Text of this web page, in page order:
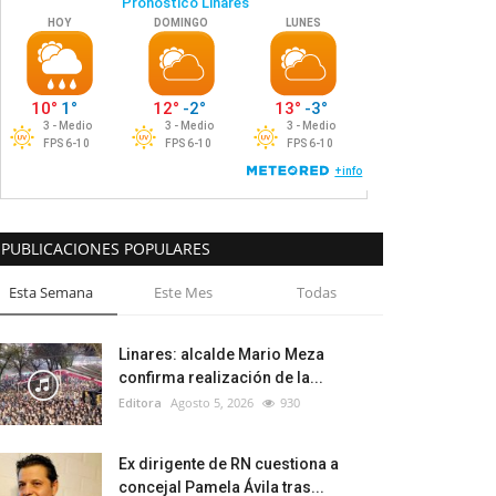
PUBLICACIONES POPULARES
Esta Semana Este Mes Todas
Linares: alcalde Mario Meza
confirma realización de la...
Editora Agosto 5, 2026 930
Ex dirigente de RN cuestiona a
concejal Pamela Ávila tras...